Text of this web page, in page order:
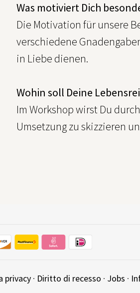
Was motiviert Dich
Die Motivation für unsere
verschiedene
in Liebe dienen.
Wohin soll Deine
Im Workshop wirst Du
Umsetzung zu skizzieren
privacy · Diritto di recesso · Jobs ·